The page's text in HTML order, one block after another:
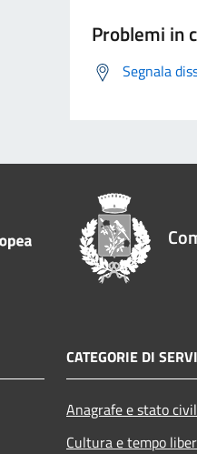
Problemi in
Segnala
CATEGORIE DI
Anagrafe e stato
Cultura e tempo